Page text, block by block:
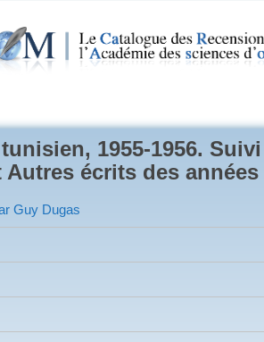
1955-1956.
écrits des
Guy Dugas